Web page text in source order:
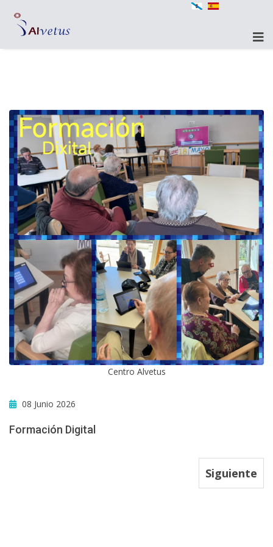
Centro Alvetus
08 Junio 2026
Formación Digital
Siguiente